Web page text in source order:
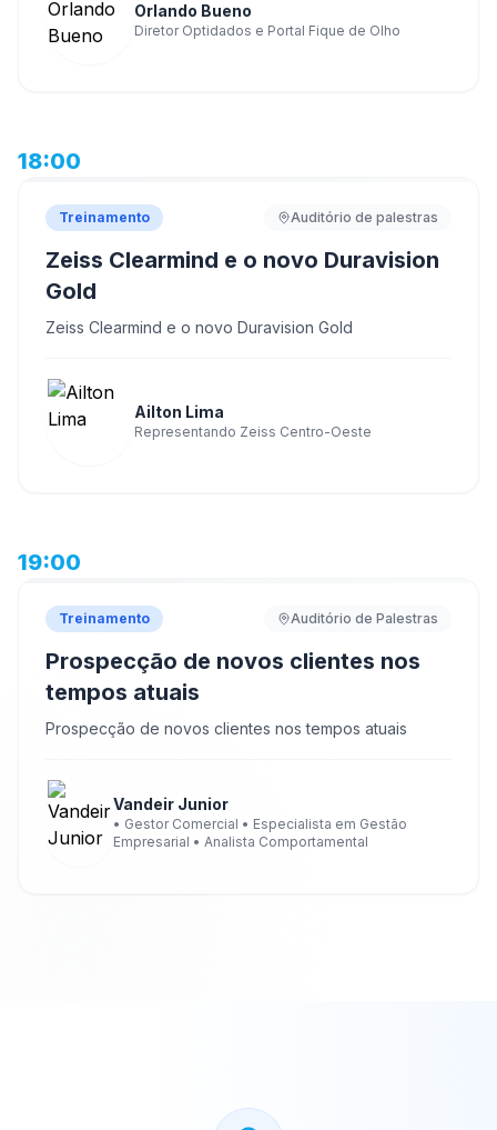
Orlando Bueno
Diretor Optidados e Portal Fique de Olho
18:00
Treinamento Auditório de palestras
Zeiss Clearmind e o novo Duravision
Gold
Zeiss Clearmind e o novo Duravision Gold
Ailton Lima
Representando Zeiss Centro-Oeste
19:00
Treinamento Auditório de Palestras
Prospecção de novos clientes nos
tempos atuais
Prospecção de novos clientes nos tempos atuais
Vandeir Junior
• Gestor Comercial • Especialista em Gestão
Empresarial • Analista Comportamental